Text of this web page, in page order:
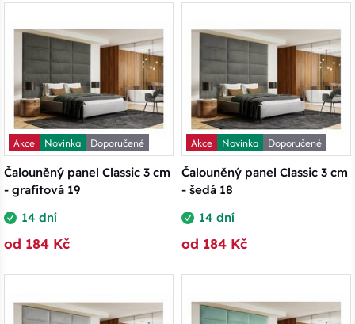
Akce Novinka
Doporučené
Čalouněný panel Classic 3 cm
- grafitová 19
14 dní
od 184 Kč
Akce Novinka
Doporučené
Čalouněný panel Classic 3 cm
- šedá 18
14 dní
od 184 Kč